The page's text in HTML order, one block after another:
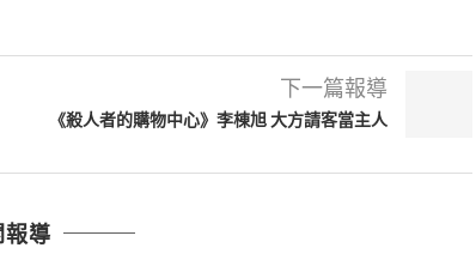
下一篇報導
《殺人者的購物中心》李棟旭 大方請客當主人
導